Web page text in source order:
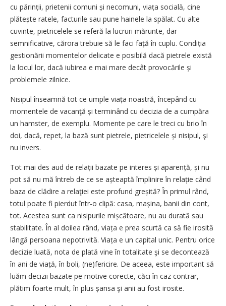
cu părinții, prietenii comuni și necomuni, viața socială, cine
plătește ratele, factu­rile sau pune hainele la spălat. Cu alte
cuvinte, pietricelele se referă la lucruri mărunte, dar
semnificative, cărora trebuie să le faci față în cuplu. Condiția
gestionării momentelor delicate e posibilă dacă pietrele există
la locul lor, dacă iubirea e mai mare decât provocările și
problemele zilnice.
Nisipul înseamnă tot ce umple viața noastră, începând cu
momentele de vacanţă și terminând cu decizia de a cumpăra
un hamster, de exemplu. Momente pe care le treci cu brio în
doi, dacă, repet, la bază sunt pietrele, pietricelele și nisipul, şi
nu invers.
Tot mai des aud de relații bazate pe interes și aparență, și nu
pot să nu mă întreb de ce se așteaptă împlinire în relație când
baza de clădire a relaţiei este profund greșită? În primul rând,
totul poate fi pierdut într-o clipă: casa, mașina, banii din cont,
tot. Acestea sunt ca nisipurile mișcătoare, nu au durată sau
stabilitate. În al doilea rând, viața e prea scurtă ca să fie irosită
lângă persoana nepotrivită. Viața e un capital unic. Pentru orice
decizie luată, nota de plată vine în totalitate şi se decontează
în ani de viață, în boli, (ne)fericire. De aceea, este important să
luăm decizii bazate pe motive corecte, căci în caz contrar,
plătim foarte mult, în plus șansa şi anii au fost irosite.